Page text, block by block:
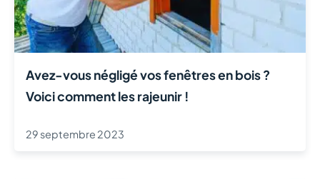
Avez-vous négligé vos fenêtres en bois ?
Voici comment les rajeunir !
29 septembre 2023